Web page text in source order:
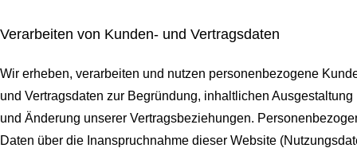
Verarbeiten von Kunden- und Vertragsdaten
Wir erheben, verarbeiten und nutzen personenbezogene
und Vertragsdaten zur Begründung, inhaltlichen Ausgestaltung
und Änderung unserer Vertragsbeziehungen.
Daten über die Inanspruchnahme dieser Website